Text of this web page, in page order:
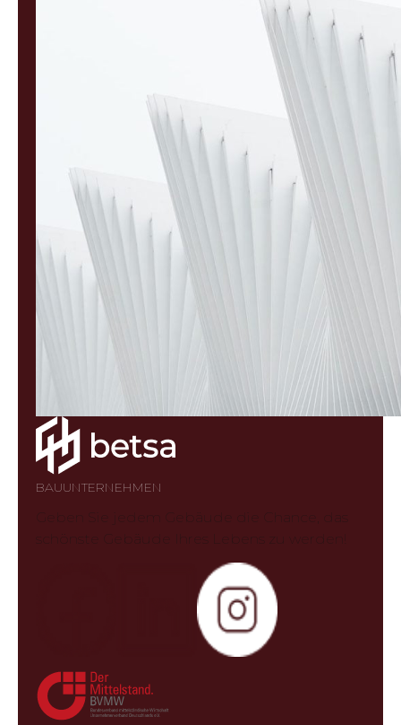
BAUUNTERNEHMEN
Geben Sie jedem Gebäude die Chance, das
schönste Gebäude Ihres Lebens zu werden!